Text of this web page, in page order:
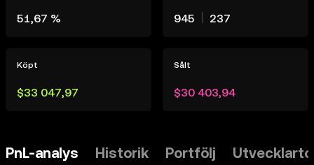
51,67 % 945 237
Köpt
$33 047,97
Sålt
$30 403,94
PnL-analys Historik Portfölj